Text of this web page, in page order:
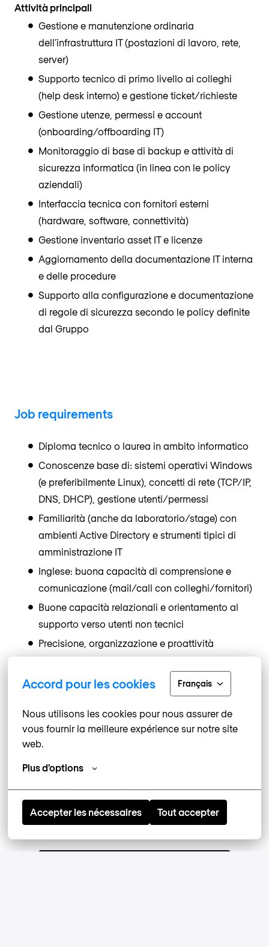
Accord pour les cookies Français
Nous utilisons les cookies pour nous assurer de
vous fournir la meilleure expérience sur notre site
web.
Plus d'options
Accepter les nécessaires Tout accepter
Attività principali
Gestione e manutenzione ordinaria
dell’infrastruttura IT (postazioni di lavoro, rete,
server)
Supporto tecnico di primo livello ai colleghi
(help desk interno) e gestione ticket/richieste
Gestione utenze, permessi e account
(onboarding/offboarding IT)
Monitoraggio di base di backup e attività di
sicurezza informatica (in linea con le policy
aziendali)
Interfaccia tecnica con fornitori esterni
(hardware, software, connettività)
Gestione inventario asset IT e licenze
Aggiornamento della documentazione IT interna
e delle procedure
Supporto alla configurazione e documentazione
di regole di sicurezza secondo le policy definite
dal Gruppo
Job requirements
Diploma tecnico o laurea in ambito informatico
Conoscenze base di: sistemi operativi Windows
(e preferibilmente Linux), concetti di rete (TCP/IP,
DNS, DHCP), gestione utenti/permessi
Familiarità (anche da laboratorio/stage) con
ambienti Active Directory e strumenti tipici di
amministrazione IT
Inglese: buona capacità di comprensione e
comunicazione (mail/call con colleghi/fornitori)
Buone capacità relazionali e orientamento al
supporto verso utenti non tecnici
Precisione, organizzazione e proattività
Nice to have
IT support/sysadmin
Nozioni di cybersecurity (hardening base,
Conoscenza di VMware e/o Microsoft
Azure/Microsoft 365